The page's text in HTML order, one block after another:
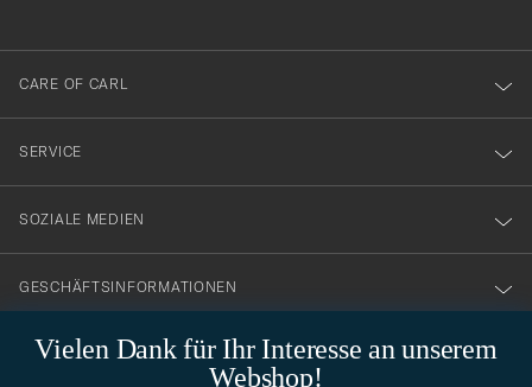
Vielen Dank für Ihr Interesse an unserem
Webshop!
dig
till
vårt
nyhetsbrev!
CARE OF CARL
SERVICE
SOZIALE MEDIEN
GESCHÄFTSINFORMATIONEN